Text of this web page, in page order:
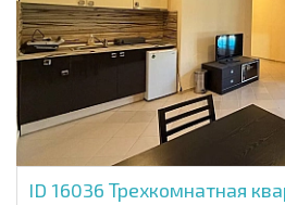
ID 16036 Трехкомнатная